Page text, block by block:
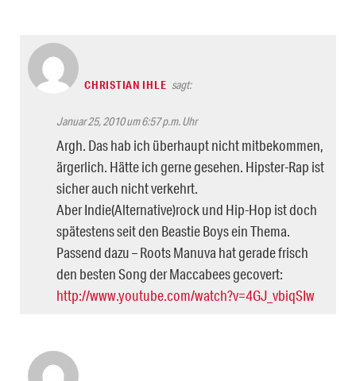
CHRISTIAN IHLE sagt:
Januar 25, 2010 um 6:57 p.m. Uhr
Argh. Das hab ich überhaupt nicht mitbekommen,
ärgerlich. Hätte ich gerne gesehen. Hipster-Rap ist
sicher auch nicht verkehrt.
Aber Indie(Alternative)rock und Hip-Hop ist doch
spätestens seit den Beastie Boys ein Thema.
Passend dazu – Roots Manuva hat gerade frisch
den besten Song der Maccabees gecovert:
http://www.youtube.com/watch?v=4GJ_vbiqSIw